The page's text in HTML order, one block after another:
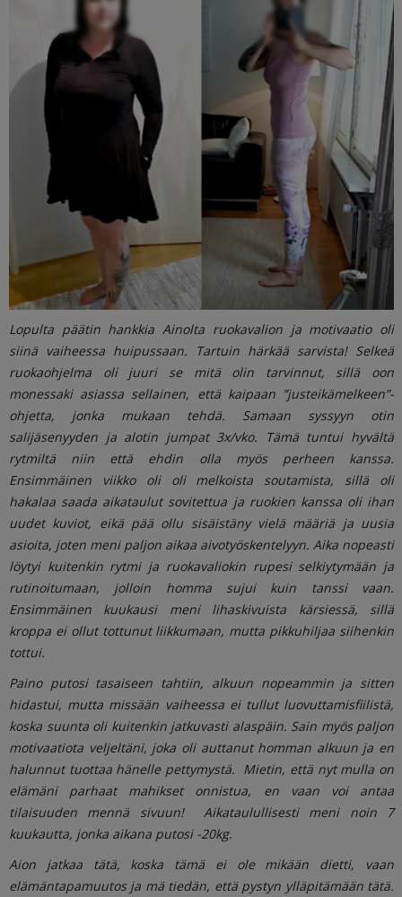
Lopulta päätin hankkia Ainolta ruokavalion ja motivaatio oli
siinä vaiheessa huipussaan. Tartuin härkää sarvista! Selkeä
ruokaohjelma oli juuri se mitä olin tarvinnut, sillä oon
monessaki asiassa sellainen, että kaipaan ”justeikämelkeen”-
ohjetta, jonka mukaan tehdä. Samaan syssyyn otin
salijäsenyyden ja alotin jumpat 3x/vko. Tämä tuntui hyvältä
rytmiltä niin että ehdin olla myös perheen kanssa.
Ensimmäinen viikko oli oli melkoista soutamista, sillä oli
hakalaa saada aikataulut sovitettua ja ruokien kanssa oli ihan
uudet kuviot, eikä pää ollu sisäistäny vielä määriä ja uusia
asioita, joten meni paljon aikaa aivotyöskentelyyn. Aika nopeasti
löytyi kuitenkin rytmi ja ruokavaliokin rupesi selkiytymään ja
rutinoitumaan, jolloin homma sujui kuin tanssi vaan.
Ensimmäinen kuukausi meni lihaskivuista kärsiessä, sillä
kroppa ei ollut tottunut liikkumaan, mutta pikkuhiljaa siihenkin
tottui.
Paino putosi tasaiseen tahtiin, alkuun nopeammin ja sitten
hidastui, mutta missään vaiheessa ei tullut luovuttamisfiilistä,
koska suunta oli kuitenkin jatkuvasti alaspäin. Sain myös paljon
motivaatiota veljeltäni, joka oli auttanut homman alkuun ja en
halunnut tuottaa hänelle pettymystä. Mietin, että nyt mulla on
elämäni parhaat mahikset onnistua, en vaan voi antaa
tilaisuuden mennä sivuun! Aikataulullisesti meni noin 7
kuukautta, jonka aikana putosi -20kg.
Aion jatkaa tätä, koska tämä ei ole mikään dietti, vaan
elämäntapamuutos ja mä tiedän, että pystyn ylläpitämään tätä.